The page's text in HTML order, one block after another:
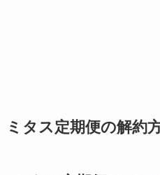
ミタス定期便の解約